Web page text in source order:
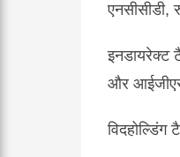
एनसीसीडी,
इनडायरेक्ट
और
विदहोल्डिंग